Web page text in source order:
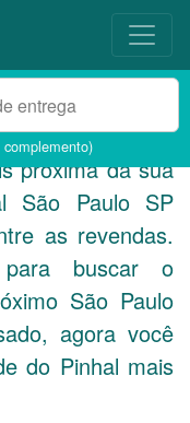
próxima da sua
São Paulo SP
as revendas.
buscar o
São Paulo
agora você
do Pinhal mais